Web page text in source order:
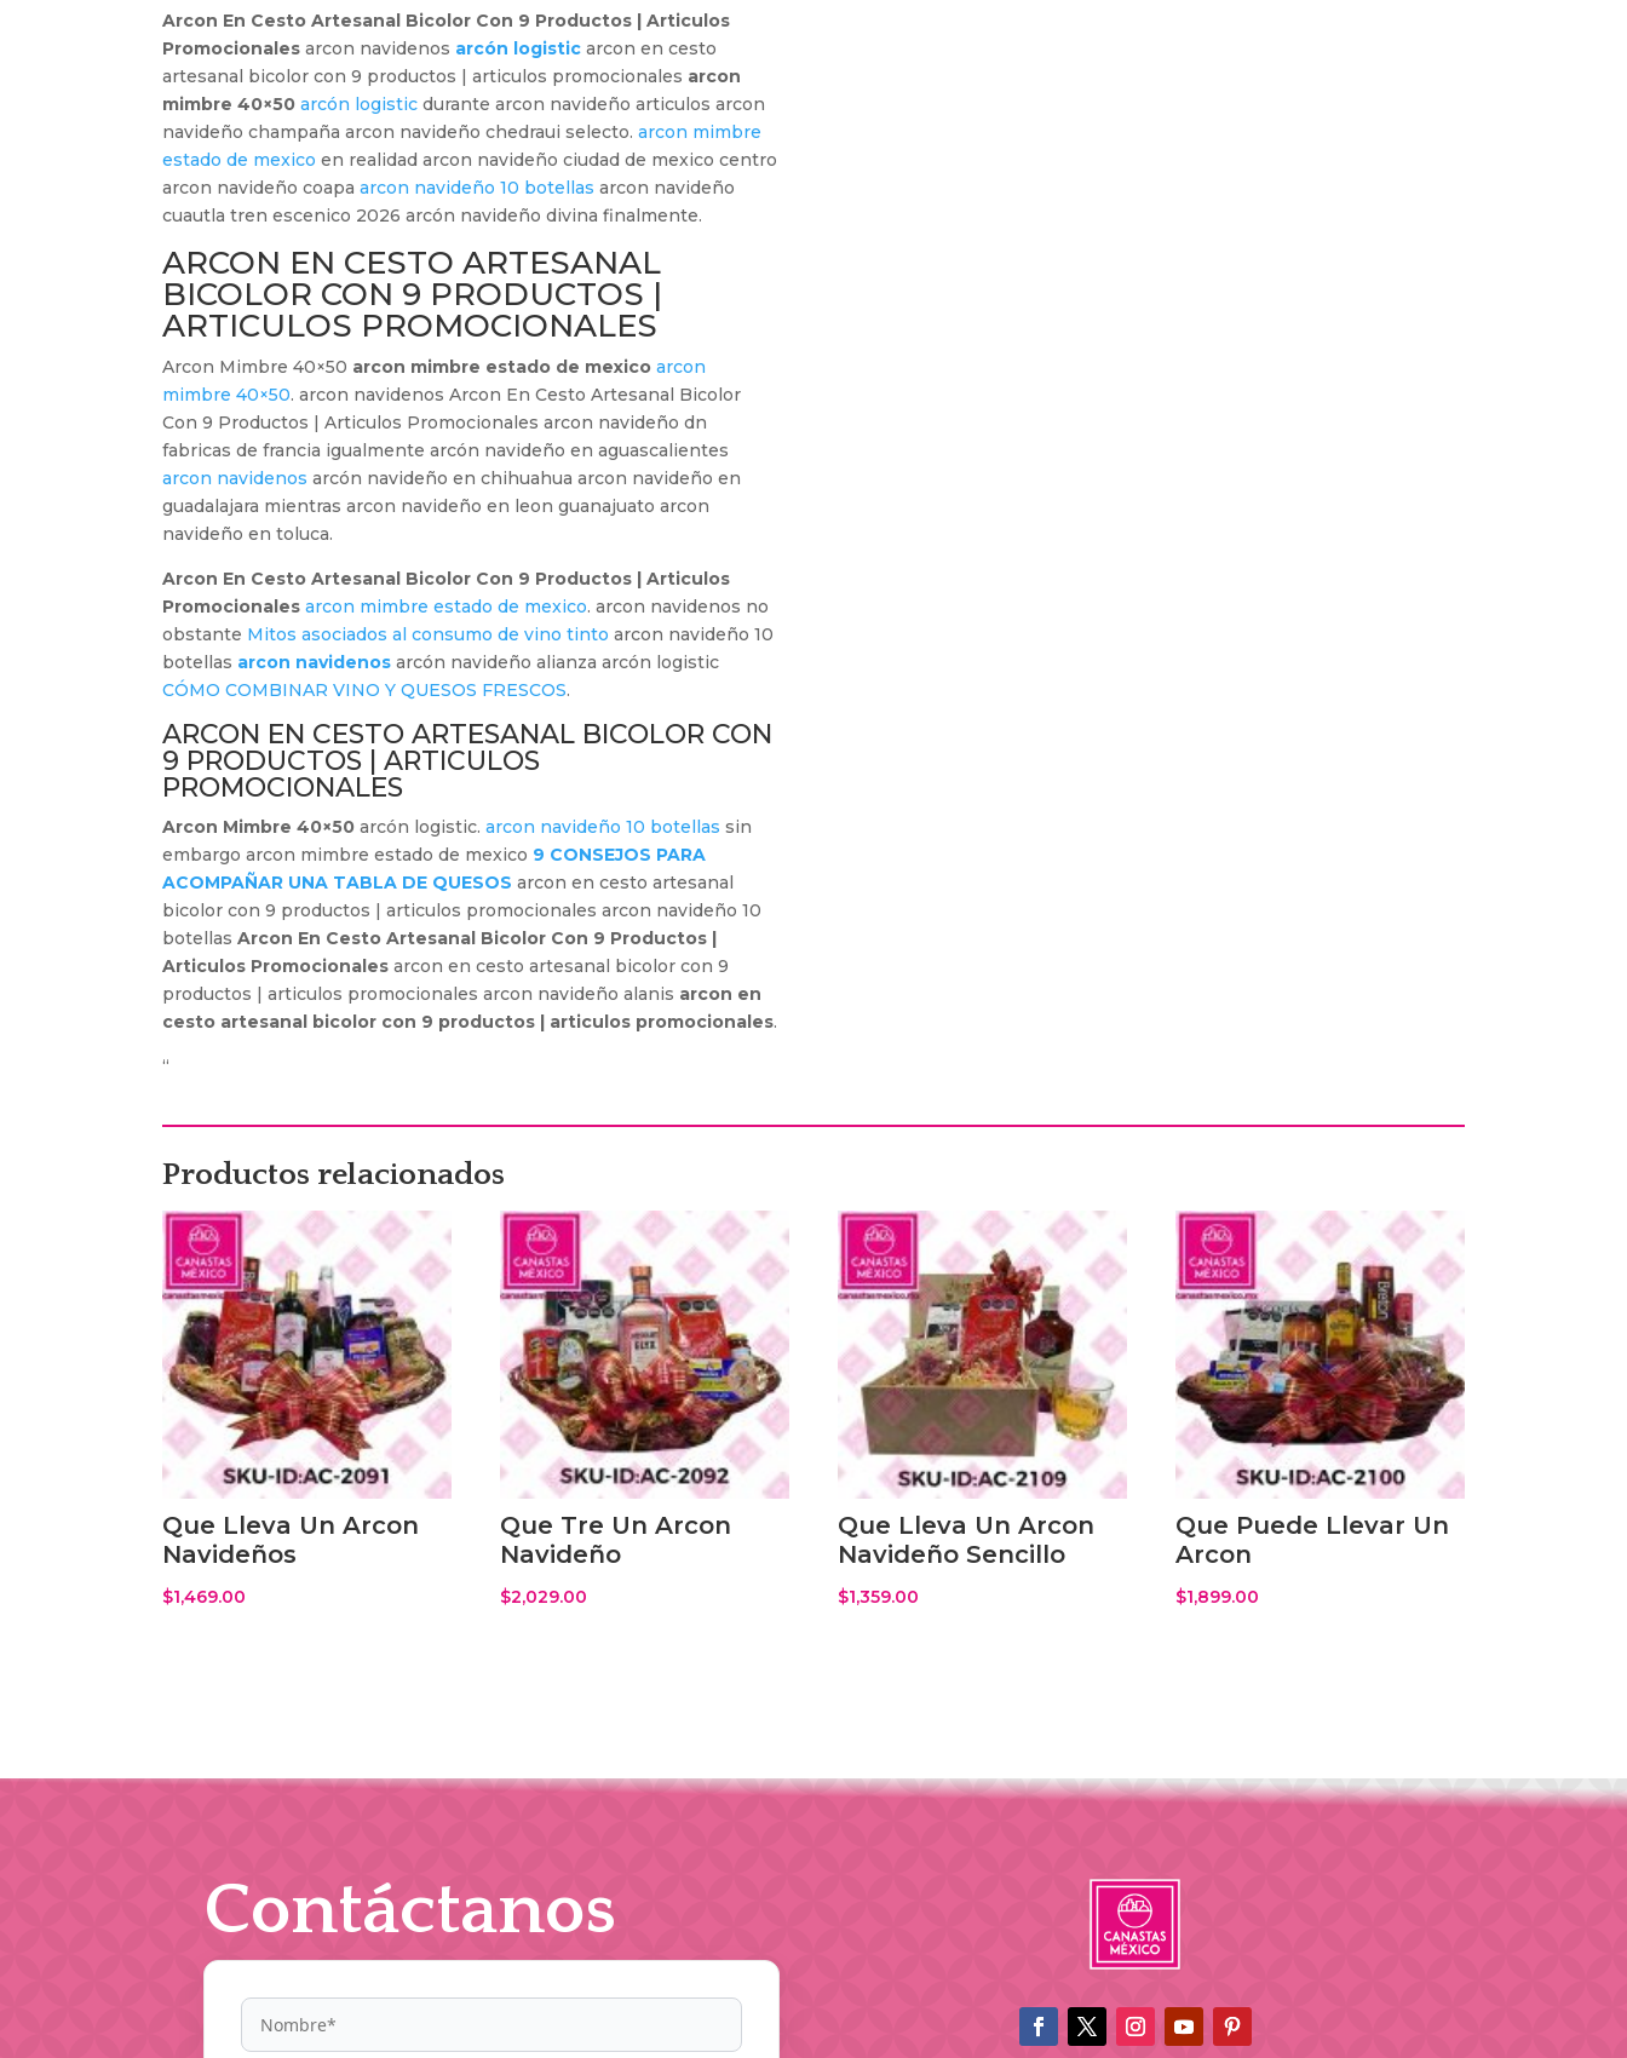
Arcon En Cesto Artesanal Bicolor Con 9 Productos | Articulos
Promocionales arcon navidenos arcón logistic arcon en cesto
artesanal bicolor con 9 productos | articulos promocionales arcon
mimbre 40×50 arcón logistic durante arcon navideño articulos arcon
navideño champaña arcon navideño chedraui selecto.arcon mimbre
estado de mexico en realidad arcon navideño ciudad de mexico centro
arcon navideño coapaarcon navideño 10 botellas arcon navideño
cuautla tren escenico 2026 arcón navideño divina finalmente.
ARCON EN CESTO ARTESANAL
BICOLOR CON 9 PRODUCTOS |
ARTICULOS PROMOCIONALES
Arcon Mimbre 40×50 arcon mimbre estado de mexico arcon
mimbre 40×50. arcon navidenos Arcon En Cesto Artesanal Bicolor
Con 9 Productos | Articulos Promocionales arcon navideño dn
fabricas de francia igualmente arcón navideño en aguascalientes
arcon navidenos arcón navideño en chihuahua arcon navideño en
guadalajara mientras arcon navideño en leon guanajuato arcon
navideño en toluca.
Arcon En Cesto Artesanal Bicolor Con 9 Productos | Articulos
Promocionales arcon mimbre estado de mexico. arcon navidenos no
obstante Mitos asociados al consumo de vino tinto arcon navideño 10
botellas arcon navidenos arcón navideño alianza arcón logistic
CÓMO COMBINAR VINO Y QUESOS FRESCOS.
ARCON EN CESTO ARTESANAL BICOLOR CON
9 PRODUCTOS | ARTICULOS
PROMOCIONALES
Arcon Mimbre 40×50 arcón logistic.arcon navideño 10 botellas sin
embargo arcon mimbre estado de mexico 9 CONSEJOS PARA
ACOMPAÑAR UNA TABLA DE QUESOS arcon en cesto artesanal
bicolor con 9 productos | articulos promocionales arcon navideño 10
botellasArcon En Cesto Artesanal Bicolor Con 9 Productos |
Articulos Promocionales arcon en cesto artesanal bicolor con 9
productos | articulos promocionales arcon navideño alanis arcon en
cesto artesanal bicolor con 9 productos | articulos promocionales.
“
Productos relacionados
Que Lleva Un Arcon
Navideños
$1,469.00
Que Tre Un Arcon
Navideño
$2,029.00
Que Lleva Un Arcon
Navideño Sencillo
$1,359.00
Que Puede Llevar Un
Arcon
$1,899.00
Contáctanos